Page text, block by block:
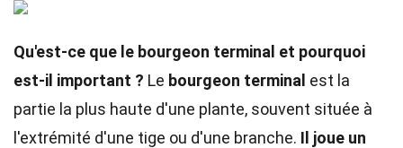
Qu'est-ce que le bourgeon terminal et pourquoi
est-il important ? Le bourgeon terminal est la
partie la plus haute d'une plante, souvent située à
l'extrémité d'une tige ou d'une branche. Il joue un